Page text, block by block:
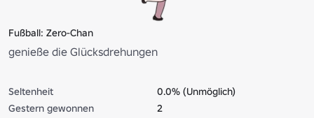
Fußball: Zero-Chan
genieße die Glücksdrehungen
Seltenheit
0.0% (Unmöglich)
Gestern gewonnen
2